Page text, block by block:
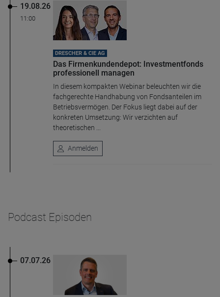
19.08.26
11:00
DRESCHER & CIE AG
Das Firmenkundendepot: Investmentfonds
professionell managen
In diesem kompakten Webinar beleuchten wir die
fachgerechte Handhabung von Fondsanteilen im
Betriebsvermögen. Der Fokus liegt dabei auf der
konkreten Umsetzung: Wir verzichten auf
theoretischen ...
Anmelden
Podcast Episoden
07.07.26